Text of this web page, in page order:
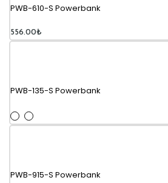
PWB-610-S Powerbank
556.00₺
PWB-135-S Powerbank
PWB-915-S Powerbank